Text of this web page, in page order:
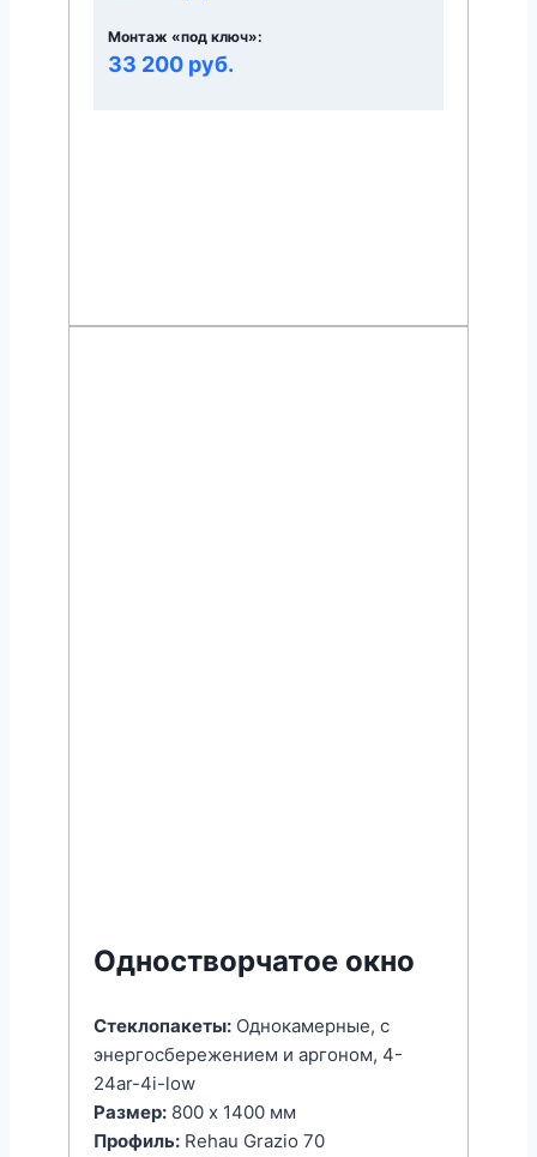
Монтаж «под ключ»:
33 200 руб.
Одностворчатое окно
Стеклопакеты: Однокамерные, с
энергоcбережением и аргоном, 4-
24ar-4i-low
Размер: 800 x 1400 мм
Профиль: Rehau Grazio 70